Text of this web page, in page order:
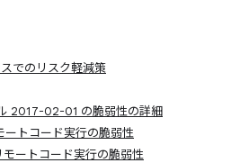
でのリスク軽減策
2017-02-01 の脆弱性の詳細
トコード実行の脆弱性
ートコード実行の脆弱性